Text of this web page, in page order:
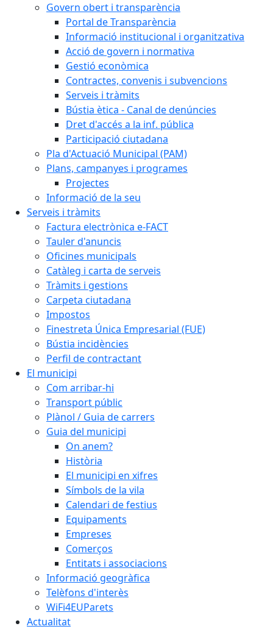
Govern obert i transparència
Portal de Transparència
Informació institucional i organitzativa
Acció de govern i normativa
Gestió econòmica
Contractes, convenis i subvencions
Serveis i tràmits
Bústia ètica - Canal de denúncies
Dret d'accés a la inf. pública
Participació ciutadana
Pla d'Actuació Municipal (PAM)
Plans, campanyes i programes
Projectes
Informació de la seu
Serveis i tràmits
Factura electrònica e-FACT
Tauler d'anuncis
Oficines municipals
Catàleg i carta de serveis
Tràmits i gestions
Carpeta ciutadana
Impostos
Finestreta Única Empresarial (FUE)
Bústia incidències
Perfil de contractant
El municipi
Com arribar-hi
Transport públic
Plànol / Guia de carrers
Guia del municipi
On anem?
Història
El municipi en xifres
Símbols de la vila
Calendari de festius
Equipaments
Empreses
Comerços
Entitats i associacions
Informació geogràfica
Telèfons d'interès
WiFi4EUParets
Actualitat